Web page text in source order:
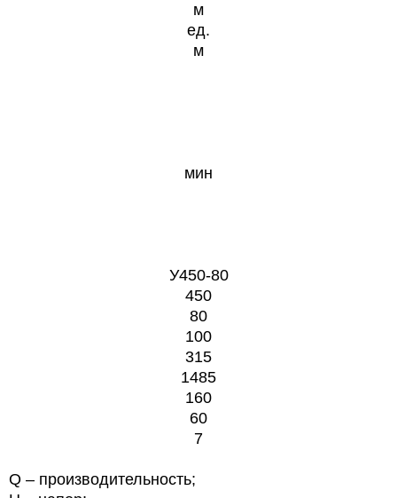
м
ед.
м
мин
У450-80
450
80
100
315
1485
160
60
7
Q – производительность;